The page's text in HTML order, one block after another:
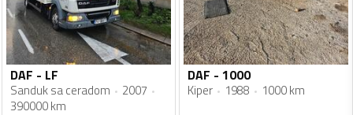
DAF - LF
Sanduk sa ceradom
2007
390000 km
DAF - 1000
Kiper 1988 1000 km